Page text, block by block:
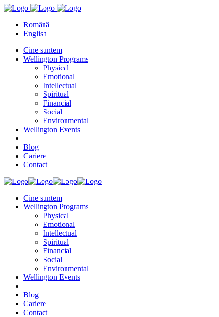
Română
English
Cine suntem
Wellington Programs
Physical
Emotional
Intellectual
Spiritual
Financial
Social
Environmental
Wellington Events
Blog
Cariere
Contact
Cine suntem
Wellington Programs
Physical
Emotional
Intellectual
Spiritual
Financial
Social
Environmental
Wellington Events
Blog
Cariere
Contact